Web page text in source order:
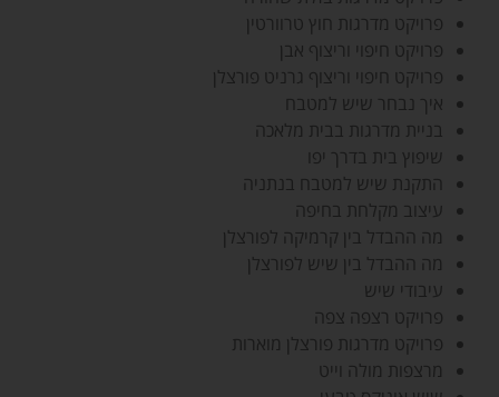
פרויקט מדרגות חוץ טרוורטין
פרויקט חיפוי וריצוף אבן
פרויקט חיפוי וריצוף גרניט פורצלן
איך נבחר שיש למטבח
בניית מדרגות בבית מלאכה
שיפוץ בית בדרך יפו
התקנת שיש למטבח בנתניה
עיצוב מקלחת בחיפה
מה ההבדל בין קרמיקה לפורצלן
מה ההבדל בין שיש לפורצלן
עיבודי שיש
פרויקט רצפה צפה
פרויקט מדרגות פורצלן מוארות
מרצפות מולה וייט